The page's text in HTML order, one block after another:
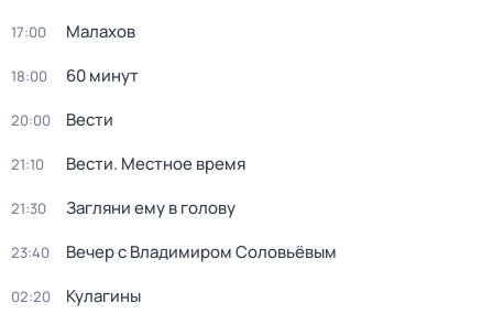
17:00 Малахов
18:00 60 минут
20:00 Вести
21:10 Вести. Местное время
21:30 Загляни ему в голову
23:40 Вечер с Владимиром Соловьёвым
02:20 Кулагины